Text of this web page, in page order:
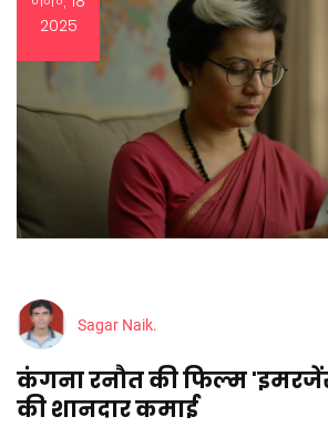
2025
Sagar Naik.
कंगना रनौत की फिल्म
की शानदार कमाई